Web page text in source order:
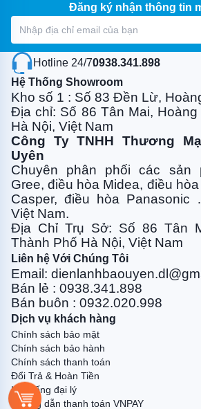
- Ống nối lỏng (Loe): Ø9.5mm
- Ống nối hơi (Loe): Ø15.9mm
- Ống xả dàn lạnh: VP25
- Ống xả dàn nóng: Ø 26.0 (Lỗ)
Tính năng nổi bật của máy điều hòa
ống gió 36000BTU 1 chiều Inverter
FBQ100EVE/RZR100MYM:
1. Tính năng tiện nghi
- Động cơ quạt DC (dàn lạnh)
- Tốc độ quạt có thể điều chỉnh
- Điều chỉnh lượng gió tự động áp
BRC1E62
- Chế độ khử ẩm
- Hai bộ cảm biến nhiệt tùy chọn áp
khiển từ xa có dây
- Khởi động nóng
- Ứng dụng làm lạnh quanh năm
Đăng ký nhận thông tin
Hotline 24/7:0938.341.898
Hệ Thống Showroom
Kho số 1 : Số 83 Đền Lừ,
Địa chỉ: Số 86 Tân Mai,
Hà Nội, Việt Nam
Công Ty TNHH Thương
Uyên
Chuyên phân phối các sản
Gree, điều hòa Midea, điều
Casper, điều hòa
Việt Nam.
Địa Chỉ Trụ Sở: Số 86 Tân
Thành Phố Hà Nội, Việt Nam
Liên hệ Với Chúng Tôi
Email:
Bán lẻ : 0938.341.898
Bán buôn : 0932.020.998
Dịch vụ khách hàng
Chính sách bảo mật
Chính sách bảo hành
Chính sách thanh toán
Đổi Trả & Hoàn Tiền
Hệ thống đại lý
Hướng dẫn thanh toán VNPAY